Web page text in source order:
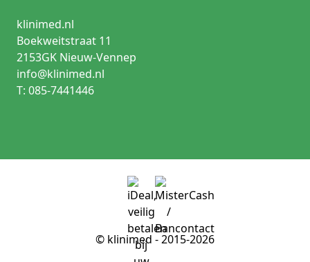
klinimed.nl
Boekweitstraat 11
2153GK Nieuw-Vennep
info@klinimed.nl
T: 085-7441446
© klinimed - 2015-2026